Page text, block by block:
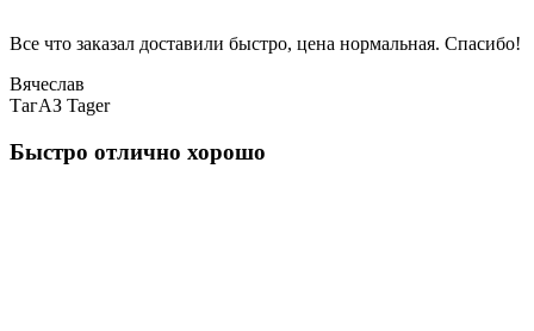
Все что заказал доставили быстро, цена нормальная. Спасибо!
Вячеслав
ТагАЗ Tager
Быстро отлично хорошо